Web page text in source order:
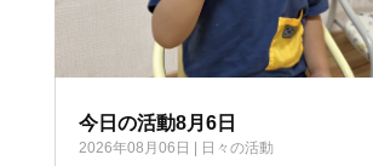
今日の活動8月6日
2026年08月06日 日々の活動